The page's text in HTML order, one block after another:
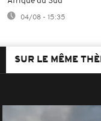
04/08 - 15:35
SUR LE MÊME